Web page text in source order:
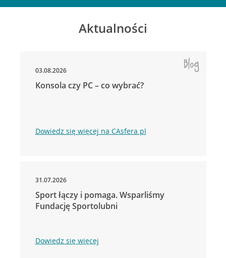
Aktualności
03.08.2026
Konsola czy PC – co wybrać?
Dowiedz się więcej na CAsfera.pl
31.07.2026
Sport łączy i pomaga. Wsparliśmy
Fundację Sportolubni
Dowiedz się więcej